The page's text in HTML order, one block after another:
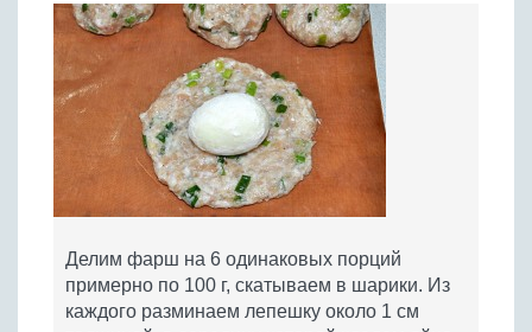
Делим фарш на 6 одинаковых порций
примерно по 100 г, скатываем в шарики. Из
каждого разминаем лепешку около 1 см